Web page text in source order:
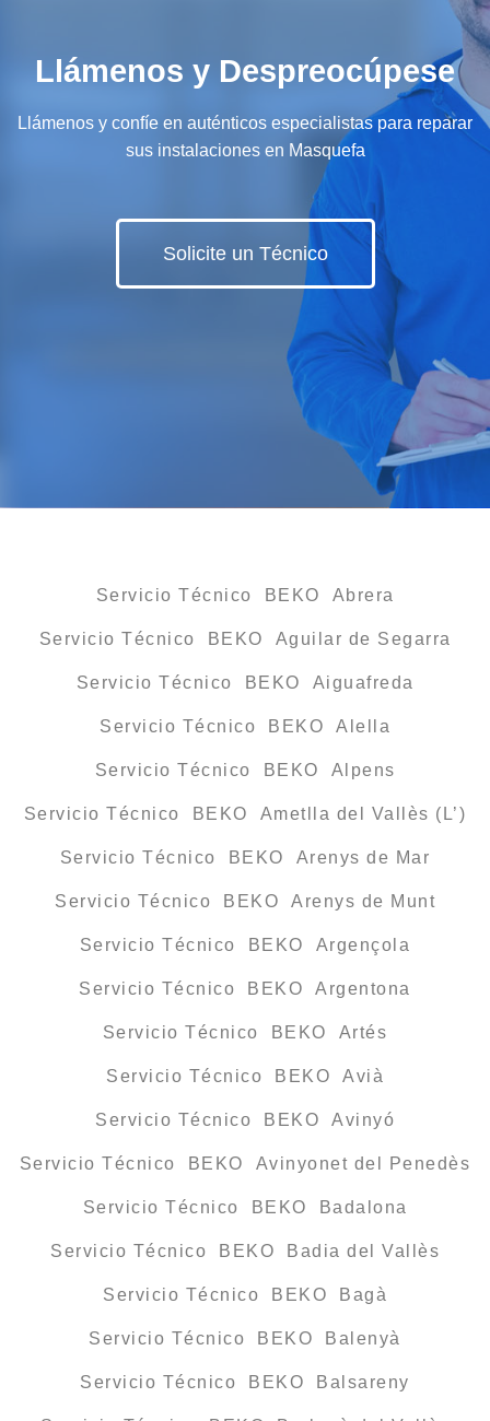
Llámenos y Despreocúpese
Llámenos y confíe en auténticos especialistas para reparar
sus instalaciones en Masquefa
Solicite un Técnico
Servicio Técnico BEKO Abrera
Servicio Técnico BEKO Aguilar de Segarra
Servicio Técnico BEKO Aiguafreda
Servicio Técnico BEKO Alella
Servicio Técnico BEKO Alpens
Servicio Técnico BEKO Ametlla del Vallès (L’)
Servicio Técnico BEKO Arenys de Mar
Servicio Técnico BEKO Arenys de Munt
Servicio Técnico BEKO Argençola
Servicio Técnico BEKO Argentona
Servicio Técnico BEKO Artés
Servicio Técnico BEKO Avià
Servicio Técnico BEKO Avinyó
Servicio Técnico BEKO Avinyonet del Penedès
Servicio Técnico BEKO Badalona
Servicio Técnico BEKO Badia del Vallès
Servicio Técnico BEKO Bagà
Servicio Técnico BEKO Balenyà
Servicio Técnico BEKO Balsareny